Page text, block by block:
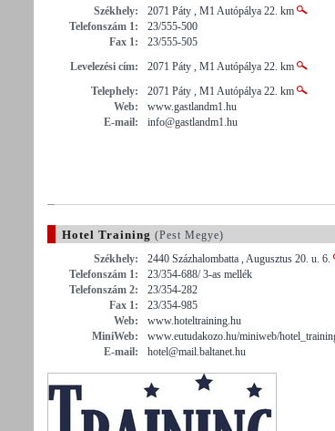
Székhely:
2071 Páty , M1 Autópálya 22. km
Telefonszám 1:
23/555-500
Fax 1:
23/555-505
Levelezési cím:
2071 Páty , M1 Autópálya 22. km
Telephely:
2071 Páty , M1 Autópálya 22. km
Web:
www.gastlandm1.hu
E-mail:
info@gastlandm1.hu
Hotel Training (Pest Megye)
Székhely:
2440 Százhalombatta , Augusztus 20. u. 6.
Telefonszám 1:
23/354-688/ 3-as mellék
Telefonszám 2:
23/354-282
Fax 1:
23/354-985
Web:
www.hoteltraining.hu
MiniWeb:
www.eutudakozo.hu/miniweb/
E-mail:
hotel@mail.baltanet.hu